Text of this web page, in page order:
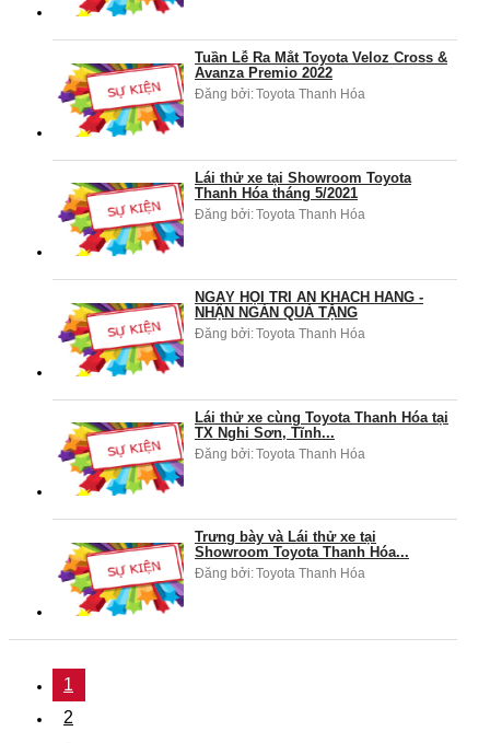
Tuần Lễ Ra Mắt Toyota Veloz Cross &
Avanza Premio 2022
Đăng bởi:Toyota Thanh Hóa
Lái thử xe tại Showroom Toyota
Thanh Hóa tháng 5/2021
Đăng bởi:Toyota Thanh Hóa
NGÀY HỘI TRI ÂN KHÁCH HÀNG -
NHẬN NGÀN QUÀ TẶNG
Đăng bởi:Toyota Thanh Hóa
Lái thử xe cùng Toyota Thanh Hóa tại
TX Nghi Sơn, Tĩnh...
Đăng bởi:Toyota Thanh Hóa
Trưng bày và Lái thử xe tại
Showroom Toyota Thanh Hóa...
Đăng bởi:Toyota Thanh Hóa
1
2